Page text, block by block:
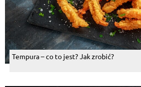
Tempura – co to jest? Jak zrobić?